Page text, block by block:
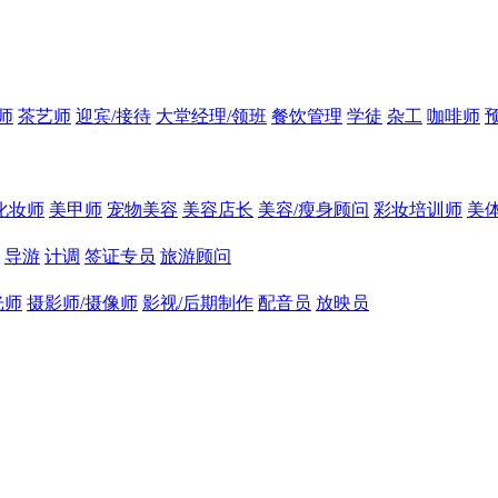
茶艺师 迎宾/接待 大堂经理/领班 餐饮管理 学徒 杂工 咖啡师
妆师 美甲师 宠物美容 美容店长 美容/瘦身顾问 彩妆培训师 美
导游 计调 签证专员 旅游顾问
师 摄影师/摄像师 影视/后期制作 配音员 放映员